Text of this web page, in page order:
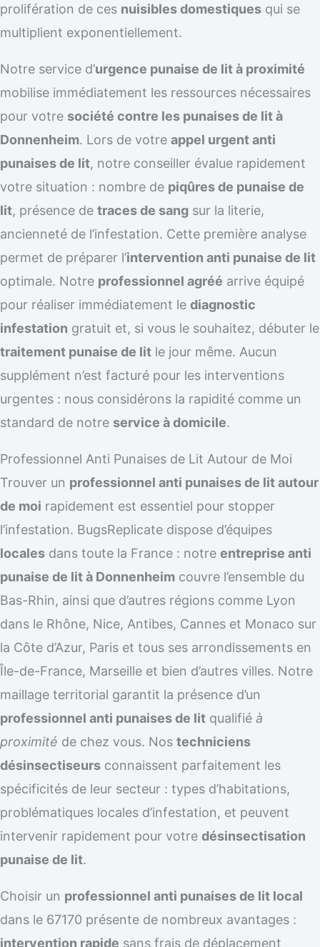
prolifération de ces nuisibles domestiques qui se
multiplient exponentiellement.
Notre service d’urgence punaise de lit à proximité
mobilise immédiatement les ressources nécessaires
pour votre société contre les punaises de lit à
Donnenheim. Lors de votre appel urgent anti
punaises de lit, notre conseiller évalue rapidement
votre situation : nombre de piqûres de punaise de
lit, présence de traces de sang sur la literie,
ancienneté de l’infestation. Cette première analyse
permet de préparer l’intervention anti punaise de lit
optimale. Notre professionnel agréé arrive équipé
pour réaliser immédiatement le diagnostic
infestation gratuit et, si vous le souhaitez, débuter le
traitement punaise de lit le jour même. Aucun
supplément n’est facturé pour les interventions
urgentes : nous considérons la rapidité comme un
standard de notre service à domicile.
Professionnel Anti Punaises de Lit Autour de Moi
Trouver un professionnel anti punaises de lit autour
de moi rapidement est essentiel pour stopper
l’infestation. BugsReplicate dispose d’équipes
locales dans toute la France : notre entreprise anti
punaise de lit à Donnenheim couvre l’ensemble du
Bas-Rhin, ainsi que d’autres régions comme Lyon
dans le Rhône, Nice, Antibes, Cannes et Monaco sur
la Côte d’Azur, Paris et tous ses arrondissements en
Île-de-France, Marseille et bien d’autres villes. Notre
maillage territorial garantit la présence d’un
professionnel anti punaises de lit qualifié à
proximité de chez vous. Nos techniciens
désinsectiseurs connaissent parfaitement les
spécificités de leur secteur : types d’habitations,
problématiques locales d’infestation, et peuvent
intervenir rapidement pour votre désinsectisation
punaise de lit.
Choisir un professionnel anti punaises de lit local
dans le 67170 présente de nombreux avantages :
intervention rapide sans frais de déplacement